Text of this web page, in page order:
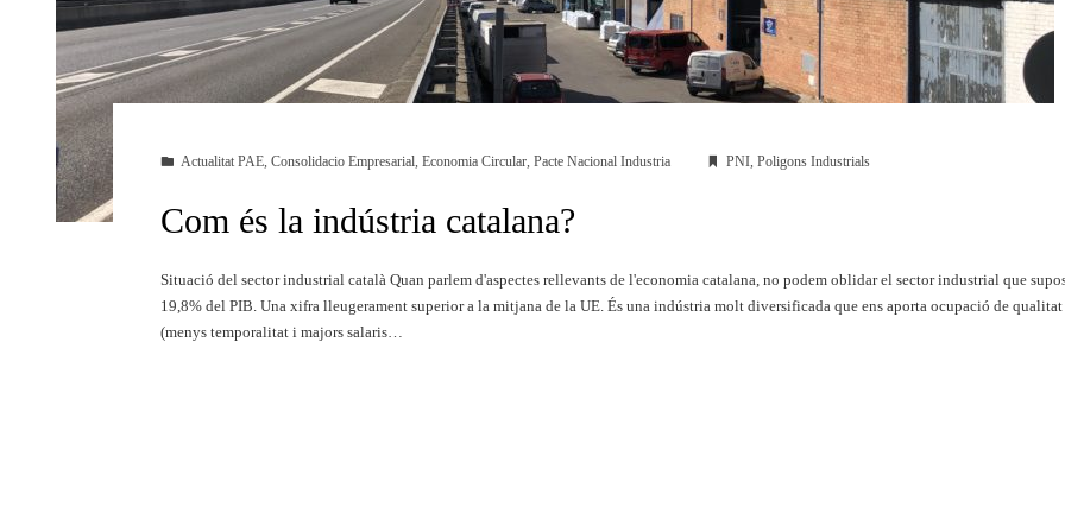
Actualitat PAE,Consolidacio Empresarial,Economia Circular,Pacte Nacional Industria PNI,Poligons Industrials
Com és la indústria catalana?
Situació del sector industrial català Quan parlem d'aspectes rellevants de l'economia catalana, no podem oblidar el sector industrial que
19,8% del PIB. Una xifra lleugerament superior a la mitjana de la UE. És una indústria molt diversificada que ens aporta ocupació de qualitat
(menys temporalitat i majors salaris…